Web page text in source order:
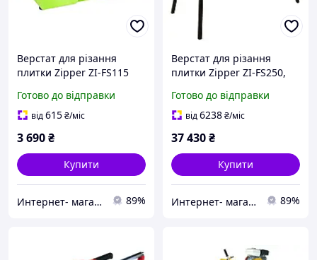
Верстат для різання
плитки Zipper ZI-FS115
для обробки каменю (65-
ZI-FS115)
Готово до відправки
від615₴/міс
3 690₴
Купити
Интернет- магазин "AKB-OK" 89%
Верстат для різання
плитки Zipper ZI-FS250,
каменерізних робіт,
артикул 65-ZI-FS250
Готово до відправки
від6238₴/міс
37 430₴
Купити
Интернет- магазин "AKB-OK" 89%